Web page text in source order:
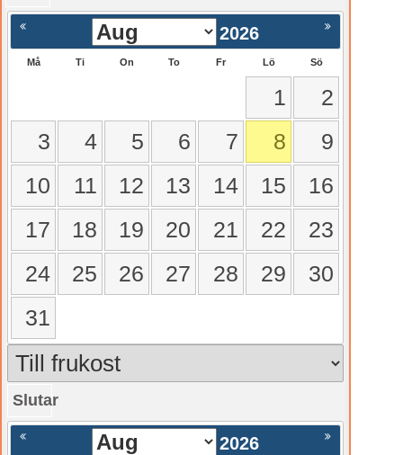
2026
Må Ti On To Fr Lö Sö
1
2
3
4 5 6 7 8
9
10
11 12 13 14 15
16
17
18 19 20 21 22
23
24
25 26 27 28 29
30
31
Slutar
Nästa >
2026